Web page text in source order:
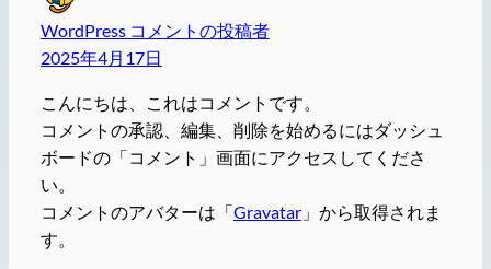
WordPress コメントの投稿者
2025年4月17日
こんにちは、これはコメントです。
コメントの承認、編集、削除を始めるにはダッシュ
ボードの「コメント」画面にアクセスしてくださ
い。
コメントのアバターは「Gravatar」から取得されま
す。